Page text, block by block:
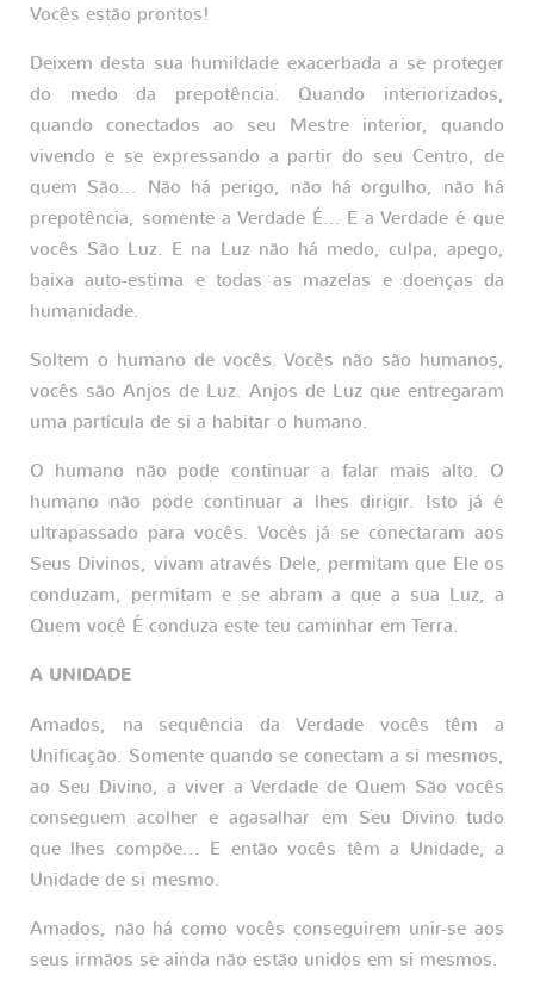
Vocês estão prontos!
Deixem desta sua humildade exacerbada a se proteger
do medo da prepotência. Quando interiorizados,
quando conectados ao seu Mestre interior, quando
vivendo e se expressando a partir do seu Centro, de
quem São... Não há perigo, não há orgulho, não há
prepotência, somente a Verdade É... E a Verdade é que
vocês São Luz. E na Luz não há medo, culpa, apego,
baixa auto-estima e todas as mazelas e doenças da
humanidade.
Soltem o humano de vocês. Vocês não são humanos,
vocês são Anjos de Luz. Anjos de Luz que entregaram
uma partícula de si a habitar o humano.
O humano não pode continuar a falar mais alto. O
humano não pode continuar a lhes dirigir. Isto já é
ultrapassado para vocês. Vocês já se conectaram aos
Seus Divinos, vivam através Dele, permitam que Ele os
conduzam, permitam e se abram a que a sua Luz, a
Quem você É conduza este teu caminhar em Terra.
A UNIDADE
Amados, na sequência da Verdade vocês têm a
Unificação. Somente quando se conectam a si mesmos,
ao Seu Divino, a viver a Verdade de Quem São vocês
conseguem acolher e agasalhar em Seu Divino tudo
que lhes compõe... E então vocês têm a Unidade, a
Unidade de si mesmo.
Amados, não há como vocês conseguirem unir-se aos
seus irmãos se ainda não estão unidos em si mesmos.